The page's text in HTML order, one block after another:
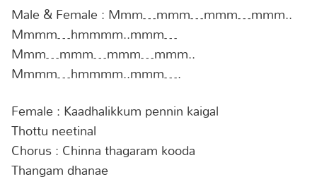
Male & Female : Mmm…mmm…mmm…mmm..
Mmmm…hmmmm..mmm…
Mmm…mmm…mmm…mmm..
Mmmm…hmmmm..mmm….
Female : Kaadhalikkum pennin kaigal
Thottu neetinal
Chorus : Chinna thagaram kooda
Thangam dhanae